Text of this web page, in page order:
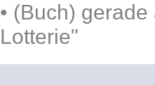
• (Buch) gerade
Lotterie"